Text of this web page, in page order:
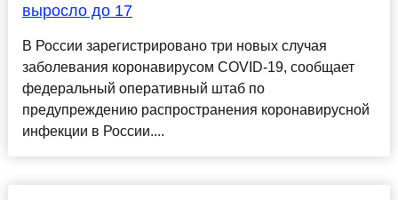
выросло до 17
В России зарегистрировано три новых случая
заболевания коронавирусом COVID-19, сообщает
федеральный оперативный штаб по
предупреждению распространения коронавирусной
инфекции в России....